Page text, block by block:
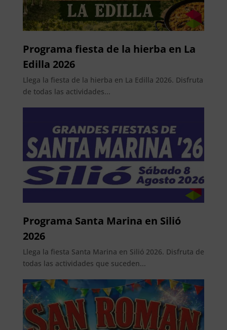
Programa fiesta de la hierba en La
Edilla 2026
Llega la fiesta de la hierba en La Edilla 2026. Disfruta
de todas las actividades...
Programa Santa Marina en Silió
2026
Llega la fiesta Santa Marina en Silió 2026. Disfruta de
todas las actividades que suceden...